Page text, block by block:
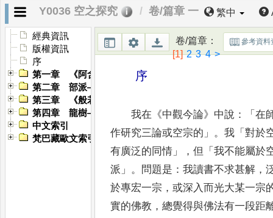
Y0036 空之探究 卷/篇章 一 繁中
經典資訊
版權資訊
序
第一章 《阿含》——空與解脫道
第二章 部派——空義之開展
第三章 《般若經》——甚深之一切法空
第四章 龍樹——中道緣起與假名空性之統一
中文索引
梵巴藏歐文索引
卷/篇章：
[1] 2 3 4 >
參考資料
序
我在 《中觀今論》 中說 ： 「在
作研究三論或空宗的 」 。我 「對於
有廣泛的同情 」 ，但 「我不能屬於
派 」 。 問題是 ：我讀書不求甚解 ，
於專宏一宗 ，或深入而光大某一宗
實的佛教 ，總覺得與佛法有一段距